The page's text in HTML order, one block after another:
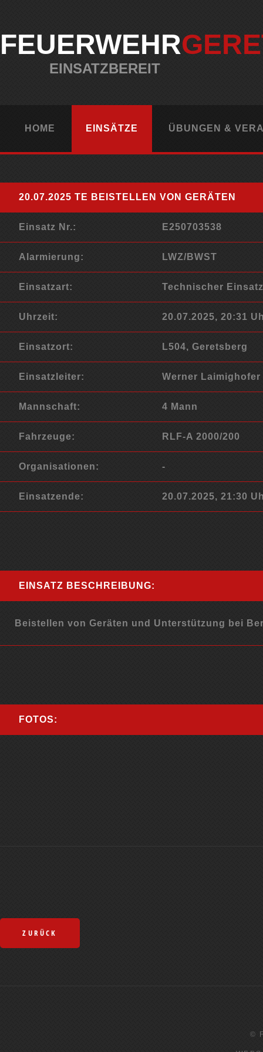
FEUERWEHR
EINSATZBEREIT
HOME EINSÄTZE ÜBUNGEN &
20.07.2025 TE BEISTELLEN VON GERÄTEN
Einsatz Nr.: E250703538
Alarmierung: LWZ/BWST
Einsatzart: Technischer Einsatz
Uhrzeit: 20.07.2025, 20:31
Einsatzort: L504, Geretsberg
Einsatzleiter: Werner Laimighofer
Mannschaft: 4 Mann
Fahrzeuge: RLF-A 2000/200
Organisationen: -
Einsatzende: 20.07.2025, 21:30
EINSATZ BESCHREIBUNG:
Beistellen von Geräten und Unterstützung bei
FOTOS:
ZURÜCK
©